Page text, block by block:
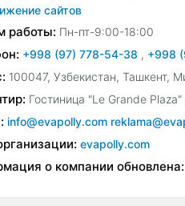
сайтов
работы: Пн-пт-9:00-18:00
+998 (97) 778-54-38 , +998
100047, Узбекистан, Ташкент,
Гостиница "Le Grande
info@evapolly.com
evapolly.com
о компании обновлена: